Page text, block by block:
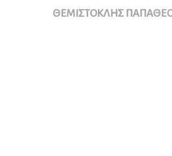
ΘΕΜΙΣΤΟΚΛΗΣ